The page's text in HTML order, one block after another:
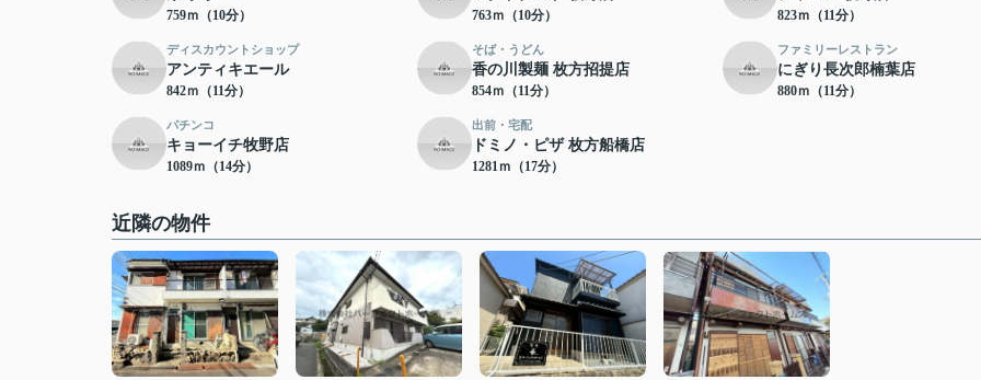
759ｍ（10分） 763ｍ（10分） 823ｍ（11分）
ディスカウントショップ
アンティキエール
842ｍ（11分）
そば・うどん
香の川製麺 枚方招提店
854ｍ（11分）
ファミリーレストラン
にぎり長次郎楠葉店
880ｍ（11分）
パチンコ
キョーイチ牧野店
1089ｍ（14分）
出前・宅配
ドミノ・ピザ 枚方船橋店
1281ｍ（17分）
近隣の物件